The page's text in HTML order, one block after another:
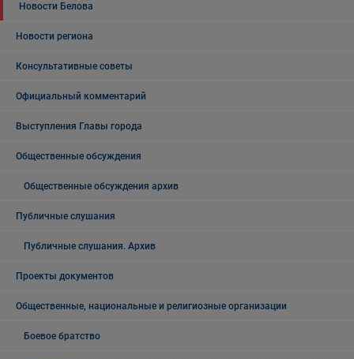
Новости Белова
Новости региона
Консультативные советы
Официальный комментарий
Выступления Главы города
Общественные обсуждения
Общественные обсуждения архив
Публичные слушания
Публичные слушания. Архив
Проекты документов
Общественные, национальные и религиозные организации
Боевое братство